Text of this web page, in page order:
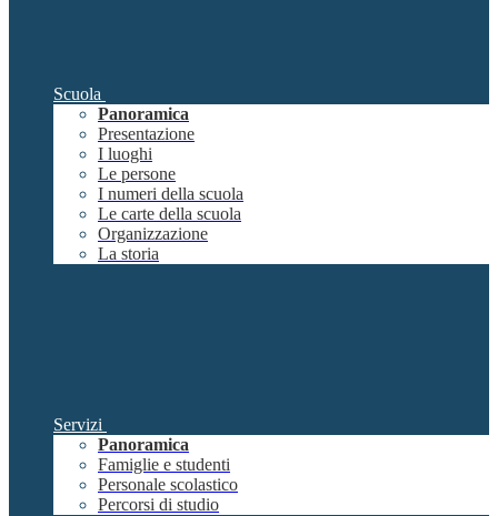
Scuola
Panoramica
Presentazione
I luoghi
Le persone
I numeri della scuola
Le carte della scuola
Organizzazione
La storia
Servizi
Panoramica
Famiglie e studenti
Personale scolastico
Percorsi di studio